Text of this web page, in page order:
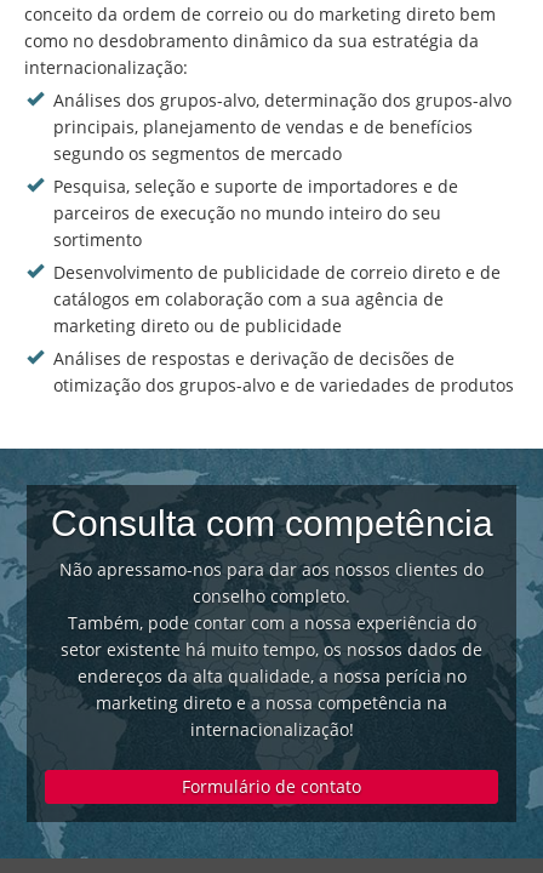
conceito da ordem de correio ou do marketing direto bem
como no desdobramento dinâmico da sua estratégia da
internacionalização:
Análises dos grupos-alvo, determinação dos grupos-alvo
principais, planejamento de vendas e de benefícios
segundo os segmentos de mercado
Pesquisa, seleção e suporte de importadores e de
parceiros de execução no mundo inteiro do seu
sortimento
Desenvolvimento de publicidade de correio direto e de
catálogos em colaboração com a sua agência de
marketing direto ou de publicidade
Análises de respostas e derivação de decisões de
otimização dos grupos-alvo e de variedades de produtos
Consulta com competência
Não apressamo-nos para dar aos nossos clientes do
conselho completo.
Também, pode contar com a nossa experiência do
setor existente há muito tempo, os nossos dados de
endereços da alta qualidade, a nossa perícia no
marketing direto e a nossa competência na
internacionalização!
Formulário de contato